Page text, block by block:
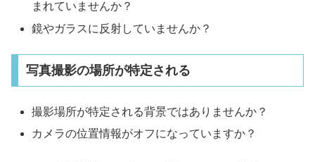
まれていませんか？
鏡やガラスに反射していませんか？
写真撮影の場所が特定される
撮影場所が特定される背景ではありませんか？
カメラの位置情報がオフになっていますか？